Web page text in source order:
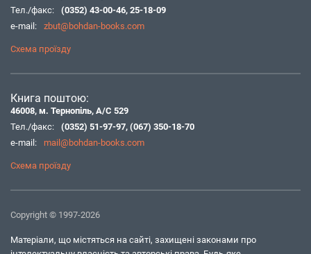
Тел./факс:
(0352) 43-00-46, 25-18-09
e-mail:
zbut@bohdan-books.com
Схема проїзду
Книга поштою:
46008, м. Тернопіль, А/С 529
Тел./факс:
(0352) 51-97-97, (067) 350-18-70
e-mail:
mail@bohdan-books.com
Схема проїзду
Copyright © 1997-2026
Матеріали, що містяться на сайті, захищені законами про